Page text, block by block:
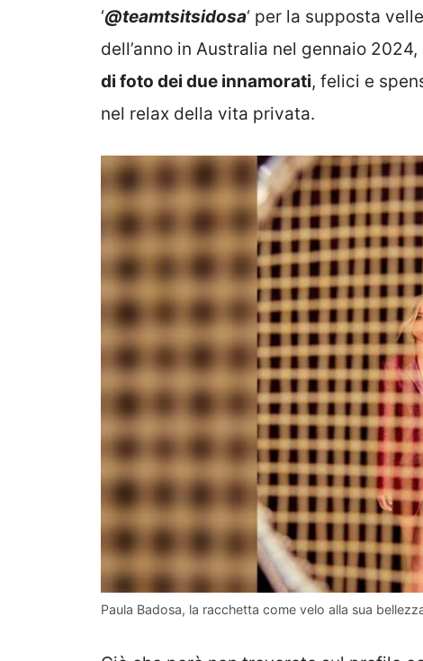
‘@teamtsitsidosa‘ per la supposta
dell’anno in Australia nel gennaio
di foto dei due innamorati, felici e
nel relax della vita privata.
Paula Badosa, la racchetta come velo alla sua